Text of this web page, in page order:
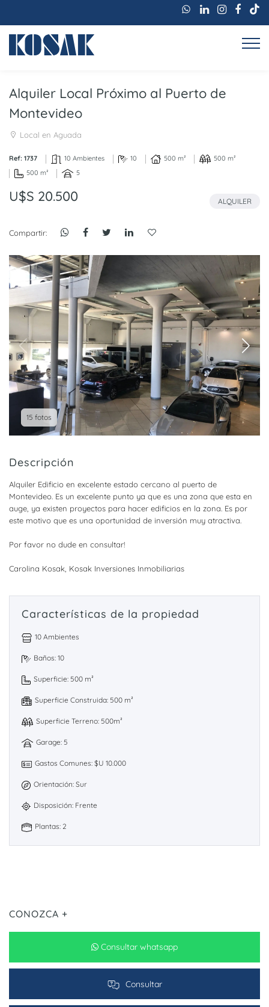
Alquiler Local Próximo al Puerto de
Montevideo
Local en Aguada
Ref: 1737 10 Ambientes 10 500 m²
500 m²
500 m²
5
U$S 20.500 ALQUILER
Compartir:
15 fotos
Descripción
Alquiler Edificio en excelente estado cercano al puerto de
Montevideo. Es un excelente punto ya que es una zona que esta en
auge, ya existen proyectos para hacer edificios en la zona. Es por
este motivo que es una oportunidad de inversión muy atractiva.
Por favor no dude en consultar!
Carolina Kosak, Kosak Inversiones Inmobiliarias
Características de la propiedad
10 Ambientes
Baños: 10
Superficie: 500 m²
Superficie Construida: 500 m²
Superficie Terreno: 500m²
Garage: 5
Gastos Comunes: $U 10.000
Orientación: Sur
Disposición: Frente
Plantas: 2
CONOZCA +
Consultar whatsapp
Consultar